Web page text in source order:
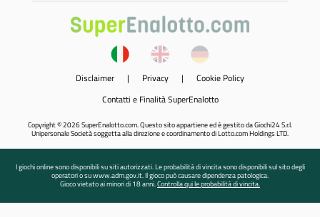
Disclaimer | Privacy | Cookie Policy
Contatti e Finalità SuperEnalotto
Copyright © 2026 SuperEnalotto.com. Questo sito appartiene ed è gestito da Giochi24 S.r.l.
Unipersonale Società soggetta alla direzione e coordinamento di Lotto.com Holdings LTD.
I giochi online sono disponibili su siti autorizzati. Le probabilità di vincita sono disponibili sul sito degli
operatori o su www.adm.gov.it. Il gioco può causare dipendenza patologica.
Gioco vietato ai minori di 18 anni.Controlla qui le probabilità di vincita.